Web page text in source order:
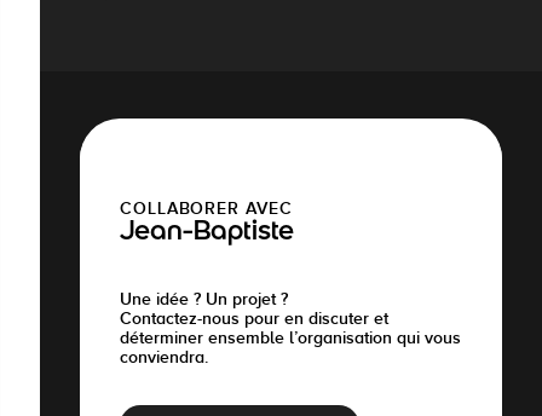
COLLABORER AVEC
Jean-Baptiste
Une idée ? Un projet ?
Contactez-nous pour en discuter et
déterminer ensemble l’organisation qui vous
conviendra.